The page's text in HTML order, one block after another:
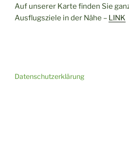
Auf unserer Karte finden Sie
Ausflugsziele in der Nähe – LINK
Datenschutzerklärung